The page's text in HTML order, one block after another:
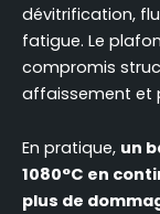
dévitrification,
fatigue. Le
compromis
affaissement et
En pratique, un
1080°C en
plus de